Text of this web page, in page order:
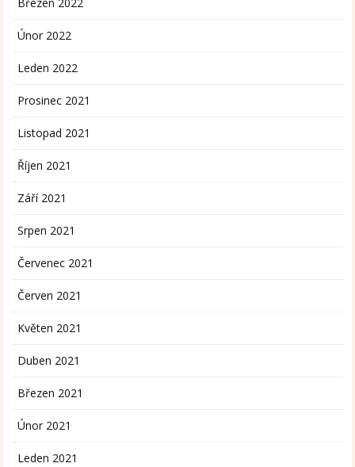
Únor 2022
Leden 2022
Prosinec 2021
Listopad 2021
Říjen 2021
Září 2021
Srpen 2021
Červenec 2021
Červen 2021
Květen 2021
Duben 2021
Březen 2021
Únor 2021
Leden 2021